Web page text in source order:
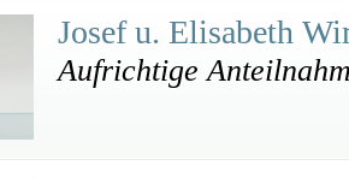
Josef u. Elisabeth
Aufrichtige